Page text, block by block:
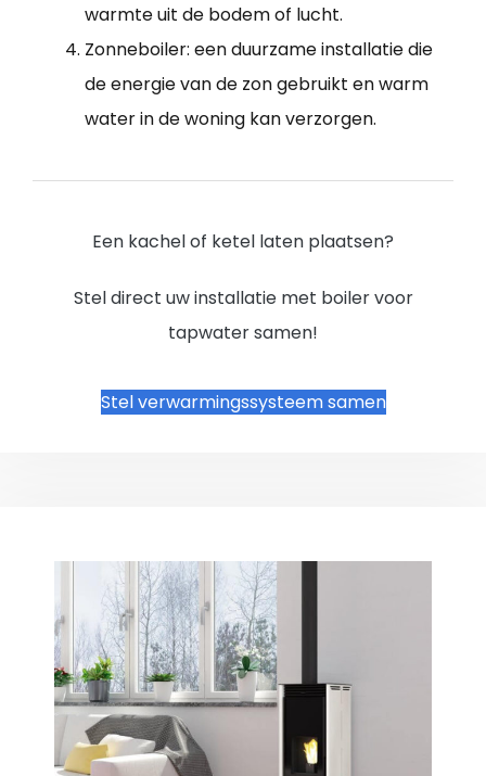
warmte uit de bodem of lucht.
Zonneboiler: een duurzame installatie die
de energie van de zon gebruikt en warm
water in de woning kan verzorgen.
Een kachel of ketel laten plaatsen?
Stel direct uw installatie met boiler voor
tapwater samen!
Stel verwarmingssysteem samen